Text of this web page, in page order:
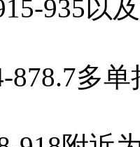
935以及
多单